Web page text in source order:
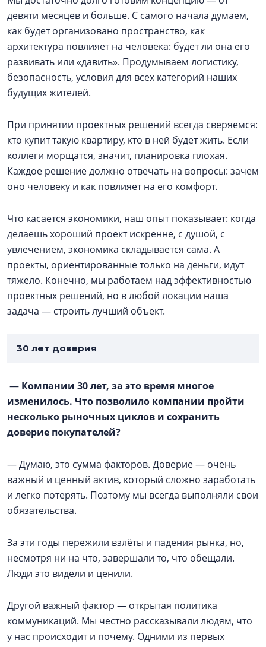
девяти месяцев и больше. С самого начала думаем,
как будет организовано пространство, как
архитектура повлияет на человека: будет ли она его
развивать или «давить». Продумываем логистику,
безопасность, условия для всех категорий наших
будущих жителей.
При принятии проектных решений всегда сверяемся:
кто купит такую квартиру, кто в ней будет жить. Если
коллеги морщатся, значит, планировка плохая.
Каждое решение должно отвечать на вопросы: зачем
оно человеку и как повлияет на его комфорт.
Что касается экономики, наш опыт показывает: когда
делаешь хороший проект искренне, с душой, с
увлечением, экономика складывается сама. А
проекты, ориентированные только на деньги, идут
тяжело. Конечно, мы работаем над эффективностью
проектных решений, но в любой локации наша
задача — строить лучший объект.
30 лет доверия
— Компании 30 лет, за это время многое
изменилось. Что позволило компании пройти
несколько рыночных циклов и сохранить
доверие покупателей?
— Думаю, это сумма факторов. Доверие — очень
важный и ценный актив, который сложно заработать
и легко потерять. Поэтому мы всегда выполняли свои
обязательства.
За эти годы пережили взлёты и падения рынка, но,
несмотря ни на что, завершали то, что обещали.
Люди это видели и ценили.
Другой важный фактор — открытая политика
коммуникаций. Мы честно рассказывали людям, что
у нас происходит и почему. Одними из первых